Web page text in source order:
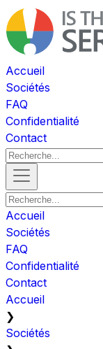
Accueil
Sociétés
FAQ
Confidentialité
Contact
Accueil
Sociétés
FAQ
Confidentialité
Contact
Accueil
❯
Sociétés